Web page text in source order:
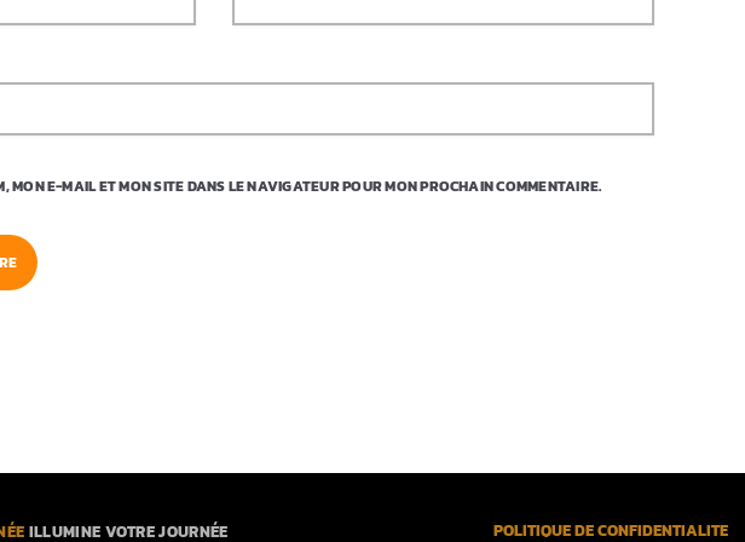
MON E-MAIL ET MON SITE DANS LE NAVIGATEUR POUR MON PROCHAIN COMMENTAIRE.
ILLUMINE VOTRE JOURNÉE POLITIQUE DE CONFIDENTIALITÉ